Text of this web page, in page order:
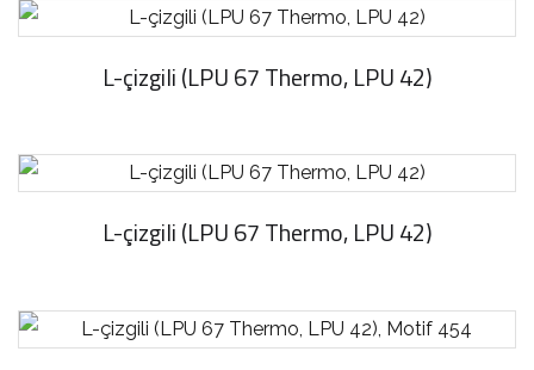
L-çizgili (LPU 67 Thermo, LPU 42)
L-çizgili (LPU 67 Thermo, LPU 42)